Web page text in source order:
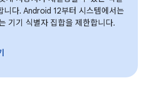
니다. Android 12부터 시스템에서는
기기 식별자 집합을 제한합니다.